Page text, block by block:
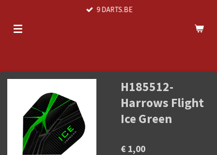
naar
9 DARTS.BE
H185512-
Harrows Flight
Ice Green
€ 1,00